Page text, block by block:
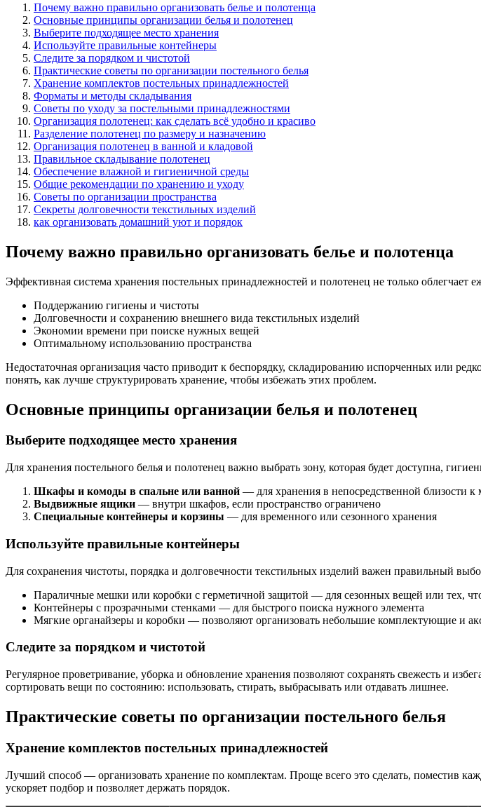
Почему важно правильно организовать белье и полотенца
Основные принципы организации белья и полотенец
Выберите подходящее место хранения
Используйте правильные контейнеры
Следите за порядком и чистотой
Практические советы по организации постельного белья
Хранение комплектов постельных принадлежностей
Форматы и методы складывания
Советы по уходу за постельными принадлежностями
Организация полотенец: как сделать всё удобно и красиво
Разделение полотенец по размеру и назначению
Организация полотенец в ванной и кладовой
Правильное складывание полотенец
Обеспечение влажной и гигиеничной среды
Общие рекомендации по хранению и уходу
Советы по организации пространства
Секреты долговечности текстильных изделий
как организовать домашний уют и порядок
Почему важно правильно организовать белье и полотенца
Эффективная система хранения постельных принадлежностей и полотенец не только облегчает
Поддержанию гигиены и чистоты
Долговечности и сохранению внешнего вида текстильных изделий
Экономии времени при поиске нужных вещей
Оптимальному использованию пространства
Недостаточная организация часто приводит к беспорядку, складированию испорченных или
понять, как лучше структурировать хранение, чтобы избежать этих проблем.
Основные принципы организации белья и полотенец
Выберите подходящее место хранения
Для хранения постельного белья и полотенец важно выбрать зону, которая будет доступна,
Шкафы и комоды в спальне или ванной — для хранения в непосредственной близости к
Выдвижные ящики — внутри шкафов, если пространство ограничено
Специальные контейнеры и корзины — для временного или сезонного хранения
Используйте правильные контейнеры
Для сохранения чистоты, порядка и долговечности текстильных изделий важен правильный
Параличные мешки или коробки с герметичной защитой — для сезонных вещей или тех,
Контейнеры с прозрачными стенками — для быстрого поиска нужного элемента
Мягкие органайзеры и коробки — позволяют организовать небольшие комплектующие и
Следите за порядком и чистотой
Регулярное проветривание, уборка и обновление хранения позволяют сохранять свежесть и
сортировать вещи по состоянию: использовать, стирать, выбрасывать или отдавать лишнее.
Практические советы по организации постельного белья
Хранение комплектов постельных принадлежностей
Лучший способ — организовать хранение по комплектам. Проще всего это сделать, поместив
ускоряет подбор и позволяет держать порядок.